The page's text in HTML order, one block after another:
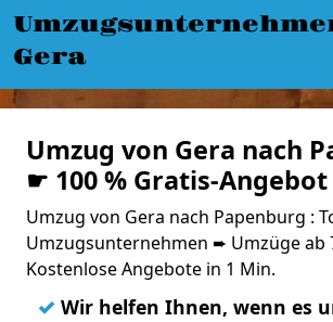
Gera
Umzug von Gera nach
☛ 100 % Gratis-Angebot
Umzug von Gera nach Papenburg :
Umzugsunternehmen ➨ Umzüge ab
Kostenlose Angebote in 1 Min.
✓ Wir helfen Ihnen, wenn es